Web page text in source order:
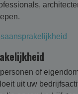
of
uit uw